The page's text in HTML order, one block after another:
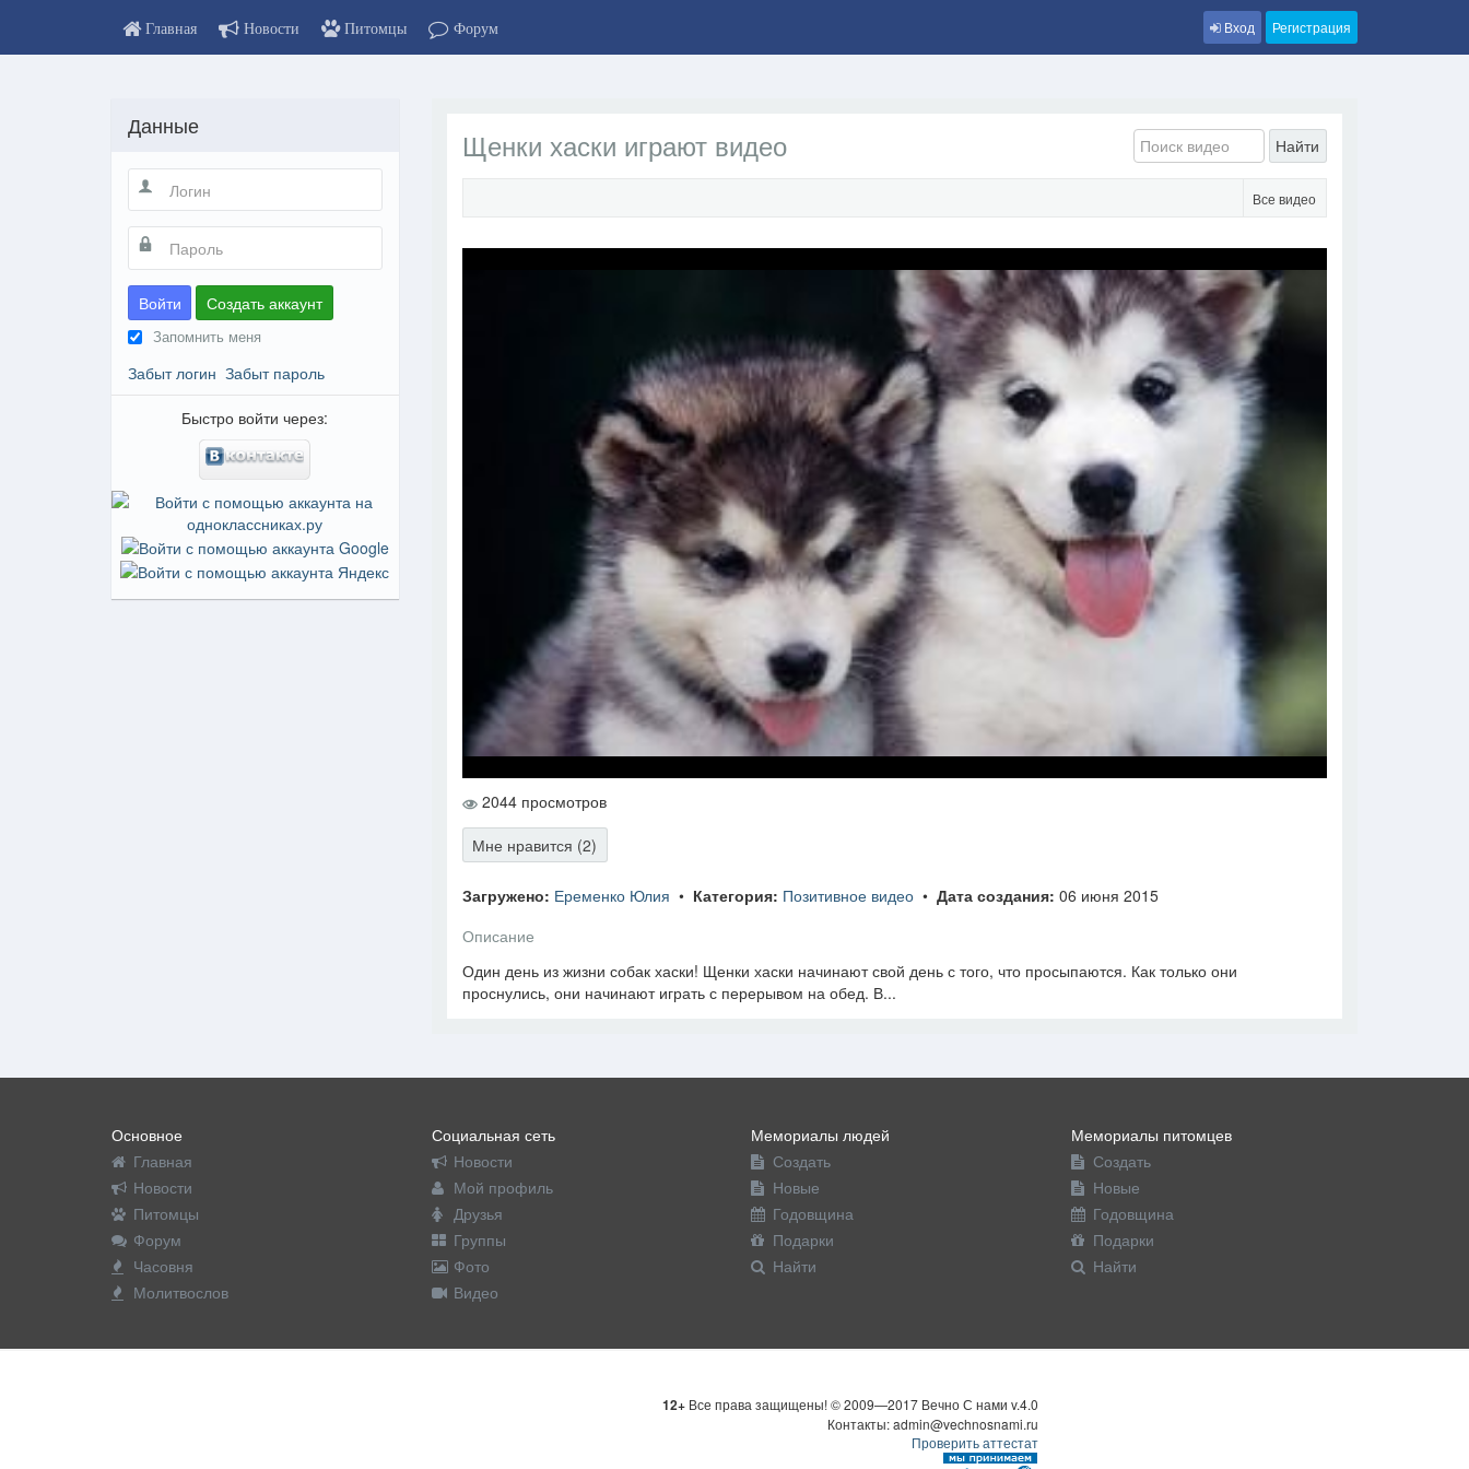
Главная Новости Питомцы Форум Вход Регистрация
Щенки хаски играют видео Найти
Все видео
2044 просмотров
Мне нравится (2)
Загружено: Еременко Юлия • Категория: Позитивное видео • Дата создания: 06 июня 2015
Описание
Один день из жизни собак хаски! Щенки хаски начинают свой день с того, что просыпаются. Как только они
проснулись, они начинают играть с перерывом на обед. В...
Данные
Войти Создать аккаунт
Запомнить меня
Забыт логин Забыт пароль
Быстро войти через:
Основное
Главная
Новости
Питомцы
Форум
Часовня
Молитвослов
Социальная сеть
Новости
Мой профиль
Друзья
Группы
Фото
Видео
Мемориалы людей
Создать
Новые
Годовщина
Подарки
Найти
Мемориалы питомцев
Создать
Новые
Годовщина
Подарки
Найти
12+Все права защищены! © 2009—2017 Вечно С нами v.4.0
Контакты: admin@vechnosnami.ru
Проверить аттестат